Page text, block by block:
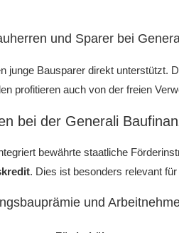
und Sparer bei
junge Bausparer direkt unterstützt.
profitieren auch von der freien
bei der Generali
bewährte staatliche
. Dies ist besonders relevant
und